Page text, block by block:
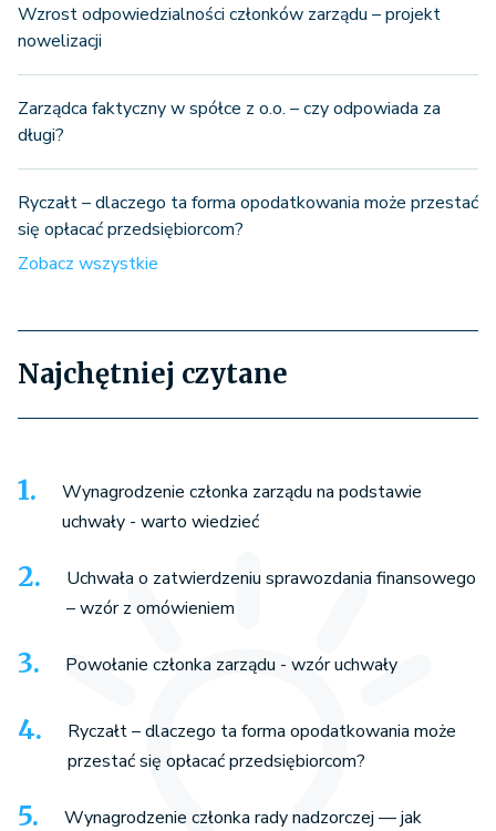
Wzrost odpowiedzialności członków zarządu – projekt
nowelizacji
Zarządca faktyczny w spółce z o.o. – czy odpowiada za
długi?
Ryczałt – dlaczego ta forma opodatkowania może przestać
się opłacać przedsiębiorcom?
Zobacz wszystkie
Najchętniej czytane
Wynagrodzenie członka zarządu na podstawie
uchwały - warto wiedzieć
Uchwała o zatwierdzeniu sprawozdania finansowego
– wzór z omówieniem
Powołanie członka zarządu - wzór uchwały
Ryczałt – dlaczego ta forma opodatkowania może
przestać się opłacać przedsiębiorcom?
Wynagrodzenie członka rady nadzorczej — jak